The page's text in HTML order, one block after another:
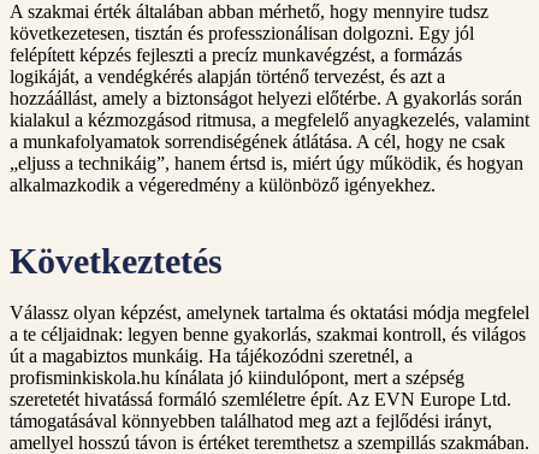
A szakmai érték általában abban mérhető, hogy mennyire tudsz
következetesen, tisztán és professzionálisan dolgozni. Egy jól
felépített képzés fejleszti a precíz munkavégzést, a formázás
logikáját, a vendégkérés alapján történő tervezést, és azt a
hozzáállást, amely a biztonságot helyezi előtérbe. A gyakorlás során
kialakul a kézmozgásod ritmusa, a megfelelő anyagkezelés, valamint
a munkafolyamatok sorrendiségének átlátása. A cél, hogy ne csak
„eljuss a technikáig”, hanem értsd is, miért úgy működik, és hogyan
alkalmazkodik a végeredmény a különböző igényekhez.
Következtetés
Válassz olyan képzést, amelynek tartalma és oktatási módja megfelel
a te céljaidnak: legyen benne gyakorlás, szakmai kontroll, és világos
út a magabiztos munkáig. Ha tájékozódni szeretnél, a
profisminkiskola.hu kínálata jó kiindulópont, mert a szépség
szeretetét hivatássá formáló szemléletre épít. Az EVN Europe Ltd.
támogatásával könnyebben találhatod meg azt a fejlődési irányt,
amellyel hosszú távon is értéket teremthetsz a szempillás szakmában.